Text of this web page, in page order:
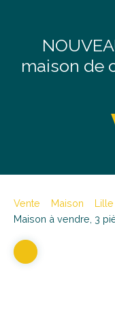
maison de
Vente Maison
Maison à vendre, 3